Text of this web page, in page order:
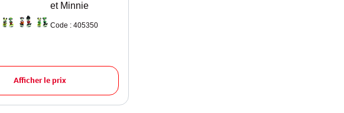
et Minnie
Code : 405350
Afficher le prix